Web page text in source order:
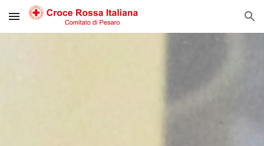
Skip to main content Skip to navigation